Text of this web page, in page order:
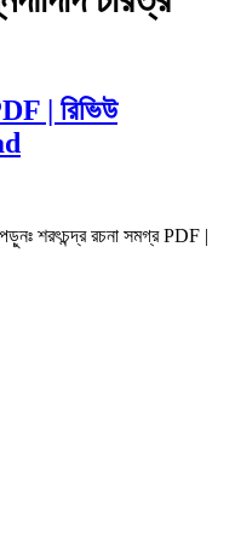
| রিভিউ
শরৎচন্দ্র রচনা সমগ্র PDF |